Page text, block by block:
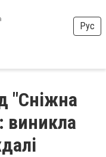
Рус
"Сніжна
виникла